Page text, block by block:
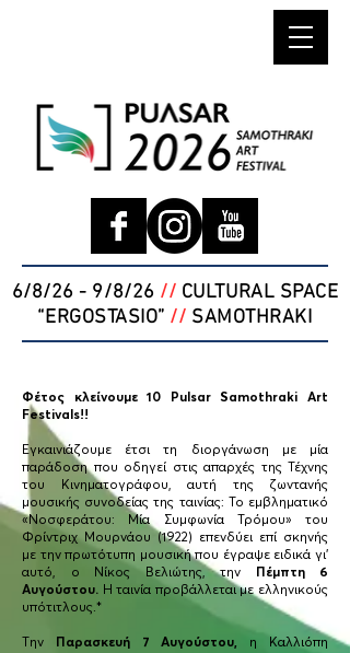
6/8/26 - 9/8/26 // CULTURAL SPACE
“ERGOSTASIO” // SAMOTHRAKI
Φέτος κλείνουμε 10 Pulsar Samothraki Art
Festivals!!
Εγκαινιάζουμε έτσι τη διοργάνωση με μία
παράδοση που οδηγεί στις απαρχές της Τέχνης
του Κινηματογράφου, αυτή της ζωντανής
μουσικής συνοδείας της ταινίας: Το εμβληματικό
«Νοσφεράτου: Μία Συμφωνία Τρόμου» του
Φρίντριχ Μουρνάου (1922) επενδύει επί σκηνής
με την πρωτότυπη μουσική που έγραψε ειδικά γι’
αυτό, ο Νίκος Βελιώτης, την
Πέμπτη 6
Αυγούστου. H ταινία προβάλλεται με ελληνικούς
υπότιτλους.*
Την Παρασκευή 7 Αυγούστου,
η Καλλιόπη